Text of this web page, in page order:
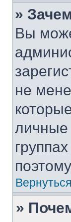
»
Вы
не
личные
»